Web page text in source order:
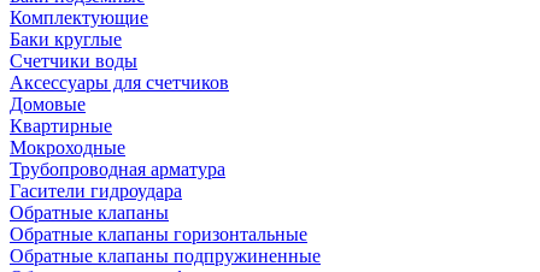
Комплектующие
Баки круглые
Счетчики воды
Аксессуары для счетчиков
Домовые
Квартирные
Мокроходные
Трубопроводная арматура
Гасители гидроудара
Обратные клапаны
Обратные клапаны горизонтальные
Обратные клапаны подпружиненные